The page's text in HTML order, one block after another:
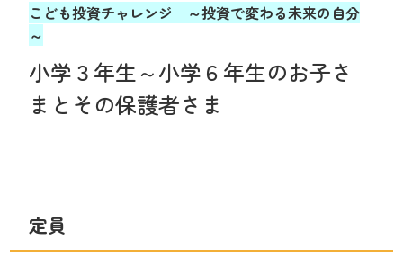
こども投資チャレンジ ～投資で変わる未来の自分
～
小学３年生～小学６年生のお子さ
まとその保護者さま
定員